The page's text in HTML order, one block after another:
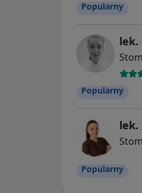
Popularny
lek.
Popularny
lek.
Popularny